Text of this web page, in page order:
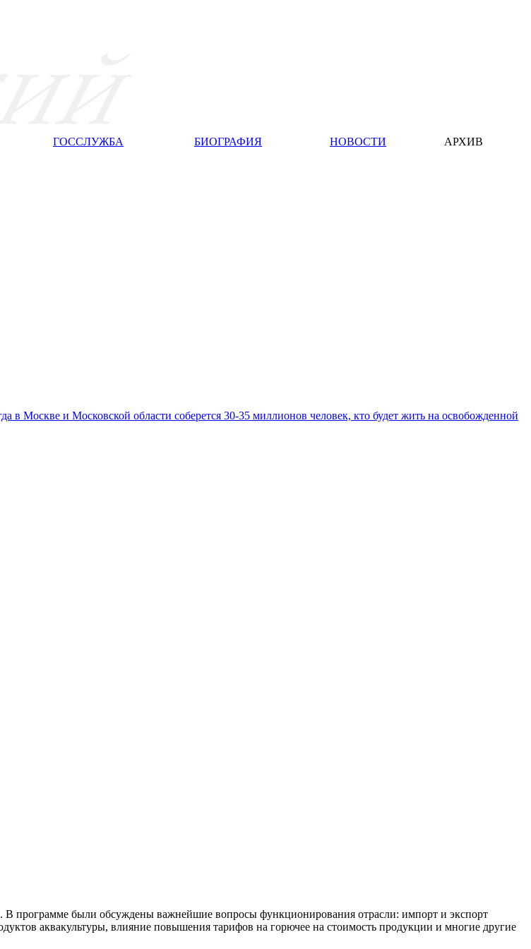
ГОССЛУЖБА БИОГРАФИЯ НОВОСТИ АРХИВ
в Москве и Московской области соберется 30-35 миллионов человек, кто будет жить на освобожденной
программе были обсуждены важнейшие вопросы функционирования отрасли: импорт и экспорт
аквакультуры, влияние повышения тарифов на горючее на стоимость продукции и многие другие